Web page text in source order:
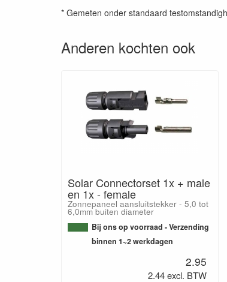
* Gemeten onder standaard
Anderen kochten ook
Solar Connectorset 1x + male
en 1x - female
Zonnepaneel aansluitstekker - 5,0 tot
6,0mm buiten diameter
Bij ons op voorraad - Verzending
binnen 1~2 werkdagen
2.95
2.44 excl. BTW